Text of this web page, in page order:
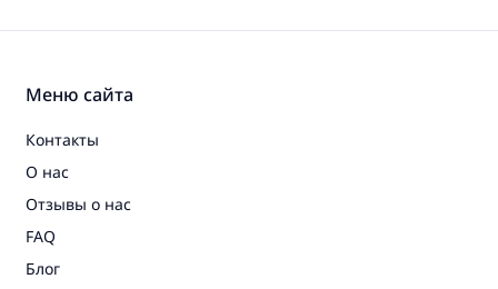
Меню сайта
Контакты
О нас
Отзывы о нас
FAQ
Блог